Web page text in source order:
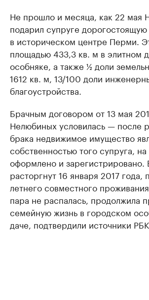
Не прошло и месяца, как 22 мая
подарил супруге
в историческом центре Перми.
площадью 433,3 кв. м в элитном
особняке, а также ½ доли
1612 кв. м, 13/100 доли
благоустройства.
Брачным договором от 13 мая
Нелюбиных условилась — после
брака недвижимое имущество
собственностью того супруга,
оформлено и зарегистрировано.
расторгнут 16 января 2017 года,
летнего совместного
пара не распалась, продолжила
семейную жизнь в городском
даче, подтвердили источники